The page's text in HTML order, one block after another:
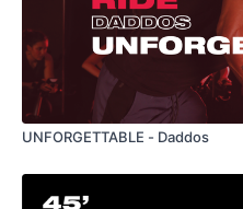
UNFORGETTABLE - Daddos